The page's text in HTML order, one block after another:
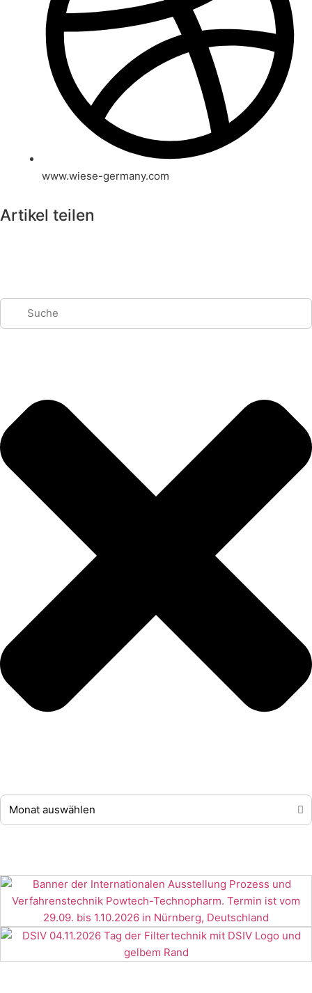
www.wiese-germany.com
Artikel teilen